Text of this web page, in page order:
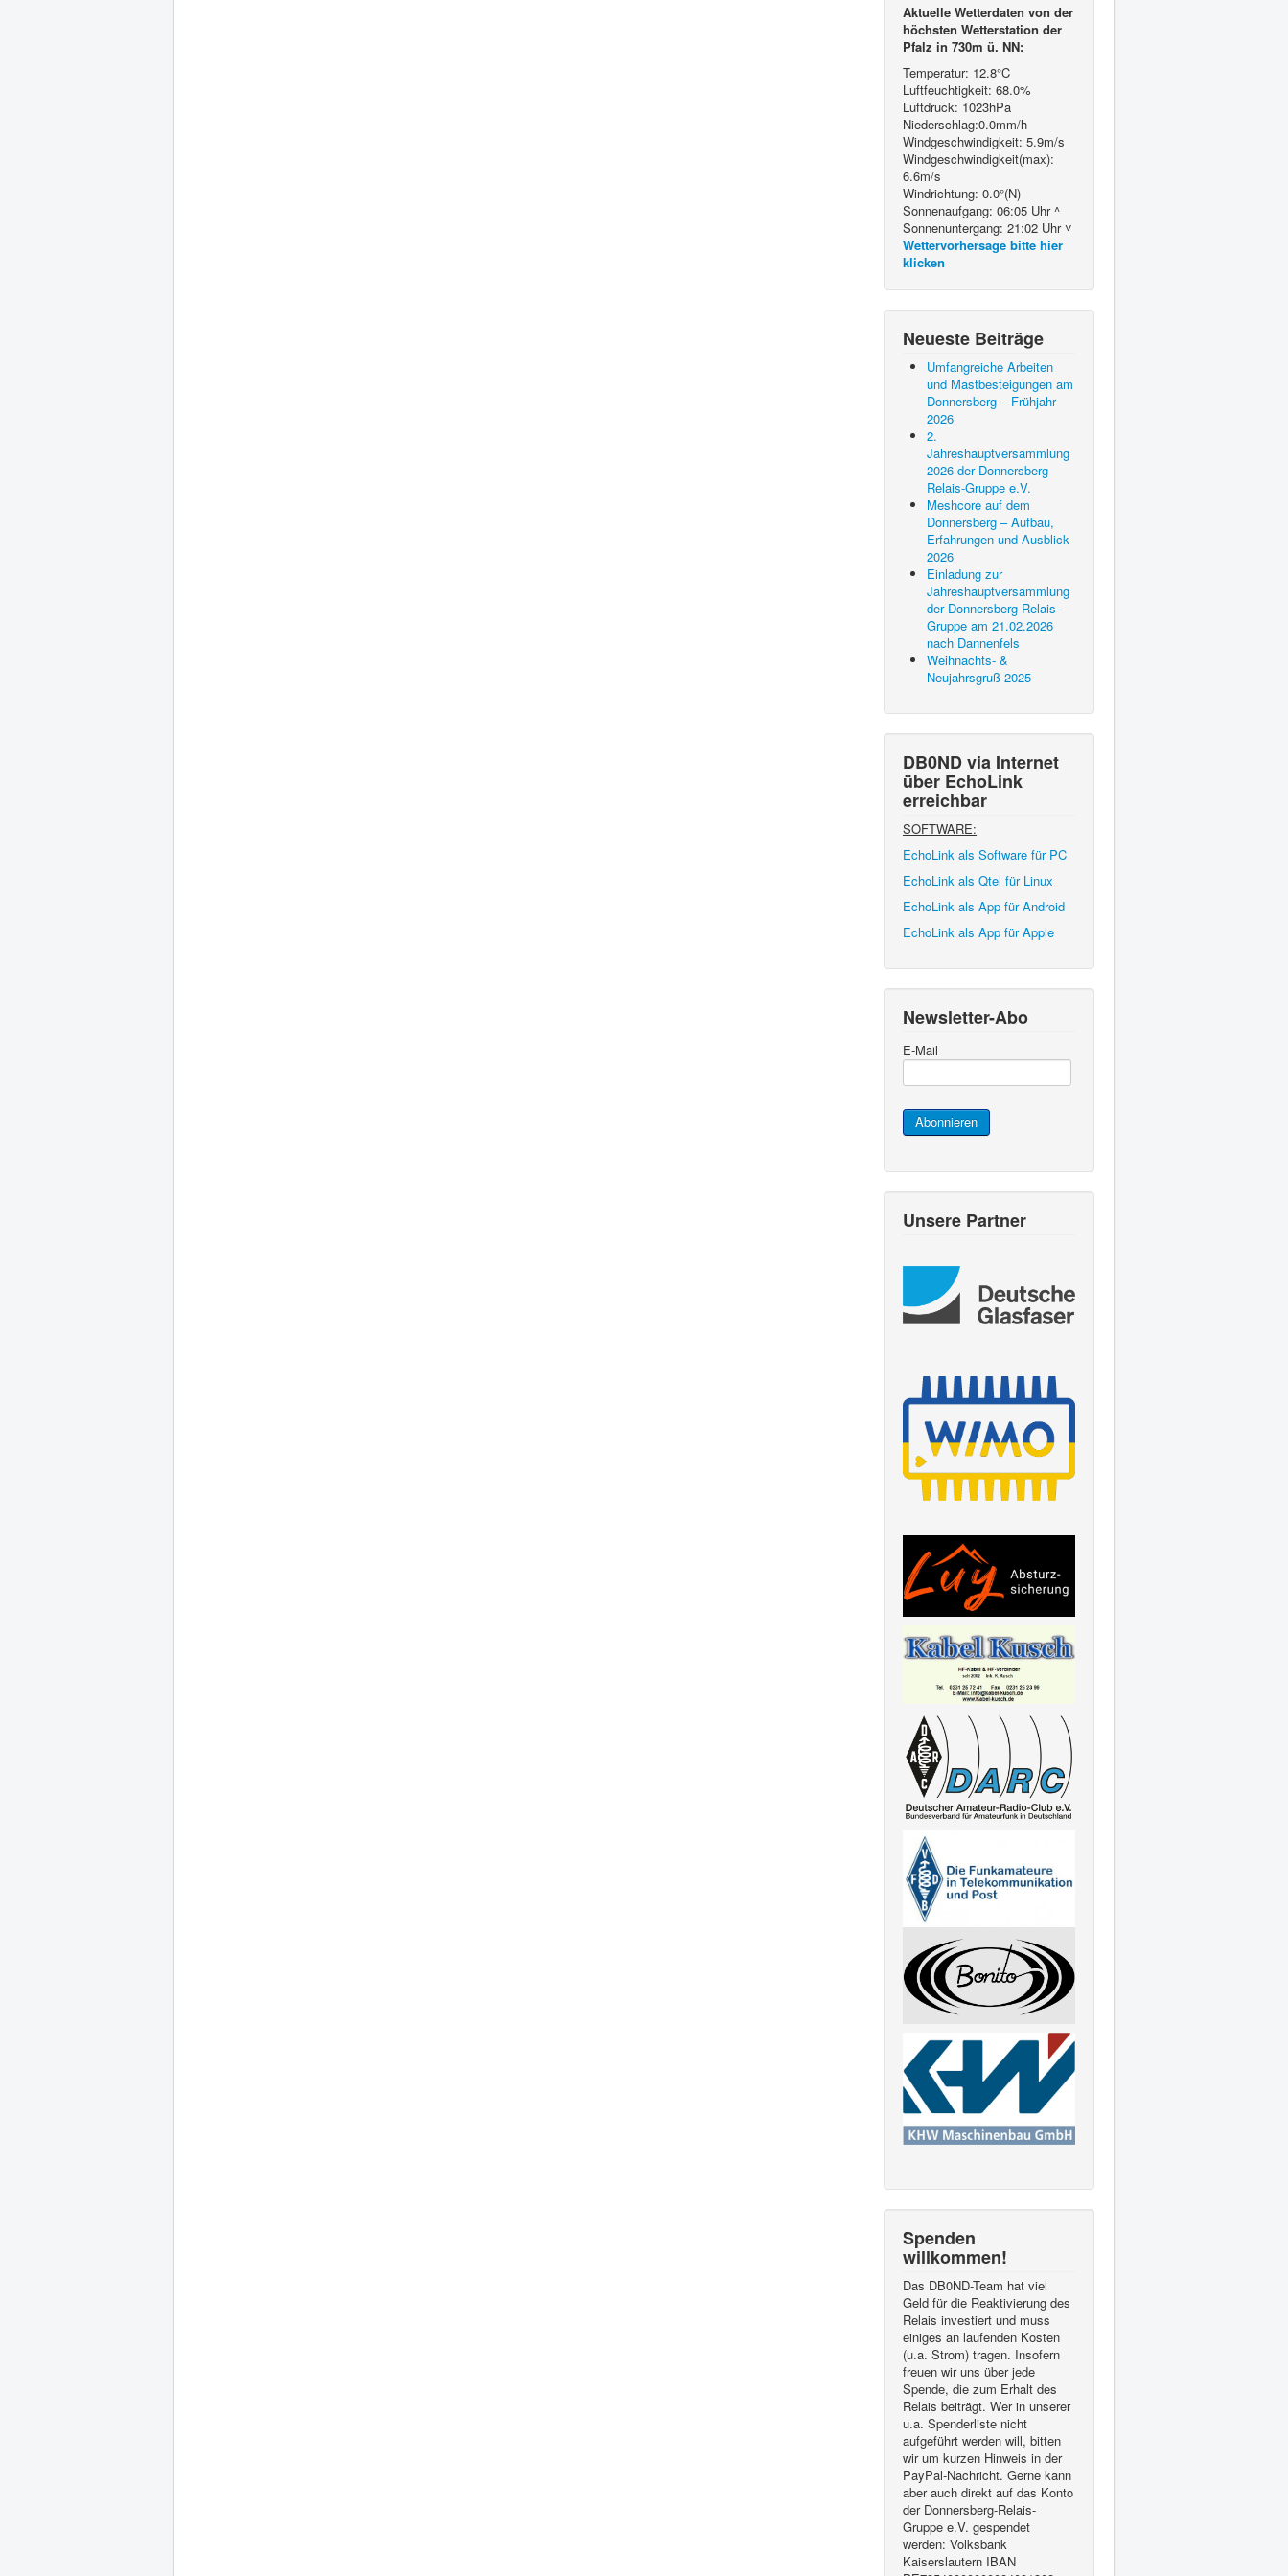
Aktuelle Wetterdaten von der
höchsten Wetterstation der
Pfalz in 730m ü. NN:
Temperatur: 12.8°C
Luftfeuchtigkeit: 68.0%
Luftdruck: 1023hPa
Niederschlag:0.0mm/h
Windgeschwindigkeit: 5.9m/s
Windgeschwindigkeit(max):
6.6m/s
Windrichtung: 0.0°(N)
Sonnenaufgang: 06:05 Uhr ^
Sonnenuntergang: 21:02 Uhr ˅
Wettervorhersage bitte hier
klicken
Neueste Beiträge
Umfangreiche Arbeiten
und Mastbesteigungen am
Donnersberg – Frühjahr
2026
2.
Jahreshauptversammlung
2026 der Donnersberg
Relais-Gruppe e.V.
Meshcore auf dem
Donnersberg – Aufbau,
Erfahrungen und Ausblick
2026
Einladung zur
Jahreshauptversammlung
der Donnersberg Relais-
Gruppe am 21.02.2026
nach Dannenfels
Weihnachts- &
Neujahrsgruß 2025
DB0ND via Internet
über EchoLink
erreichbar
SOFTWARE:
EchoLink als Software für PC
EchoLink als Qtel für Linux
EchoLink als App für Android
EchoLink als App für Apple
Newsletter-Abo
E-Mail
Abonnieren
Unsere Partner
Spenden
willkommen!
Das DB0ND-Team hat viel
Geld für die Reaktivierung des
Relais investiert und muss
einiges an laufenden Kosten
(u.a. Strom) tragen. Insofern
freuen wir uns über jede
Spende, die zum Erhalt des
Relais beiträgt. Wer in unserer
u.a. Spenderliste nicht
aufgeführt werden will, bitten
wir um kurzen Hinweis in der
PayPal-Nachricht. Gerne kann
aber auch direkt auf das Konto
der Donnersberg-Relais-
Gruppe e.V. gespendet
werden: Volksbank
Kaiserslautern IBAN